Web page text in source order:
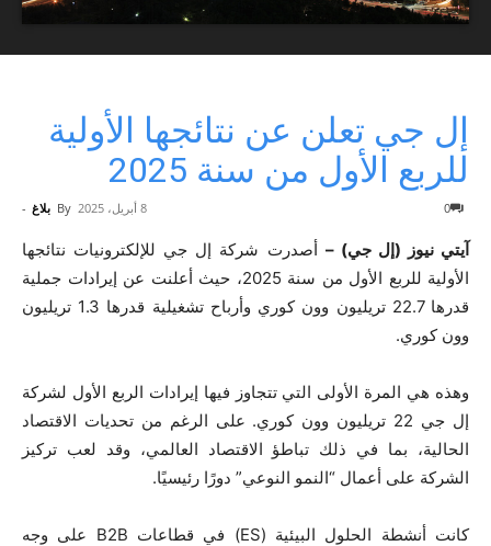
إل جي تعلن عن نتائجها الأولية
للربع الأول من سنة 2025
By بلاغ - 8 أبريل، 2025 0
آيتي نيوز (إل جي) – أصدرت شركة إل جي للإلكترونيات نتائجها
الأولية للربع الأول من سنة 2025، حيث أعلنت عن إيرادات جملية
قدرها 22.7 تريليون وون كوري وأرباح تشغيلية قدرها 1.3 تريليون
وون كوري.
وهذه هي المرة الأولى التي تتجاوز فيها إيرادات الربع الأول لشركة
إل جي 22 تريليون وون كوري. على الرغم من تحديات الاقتصاد
الحالية، بما في ذلك تباطؤ الاقتصاد العالمي، وقد لعب تركيز
الشركة على أعمال “النمو النوعي” دورًا رئيسيًا.
كانت أنشطة الحلول البيئية (ES) في قطاعات B2B على وجه